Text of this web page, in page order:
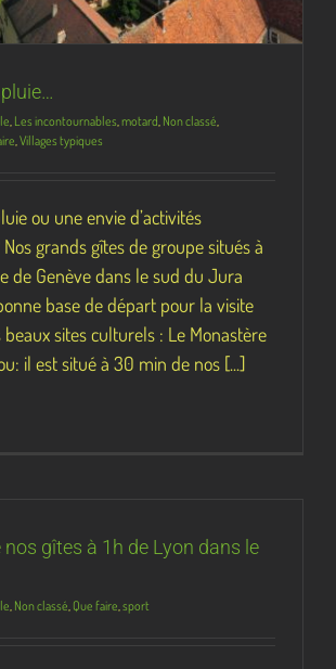
, Les incontournables,motard, Non classé,
,Villages typiques
ou une envie d’activités
grands gîtes de groupe situés à
de Genève dans le sud du Jura
base de départ pour la visite
sites culturels : Le Monastère
il est situé à 30 min de nos [...]
nos gîtes à 1h de Lyon dans le
, Non classé, Que faire,sport